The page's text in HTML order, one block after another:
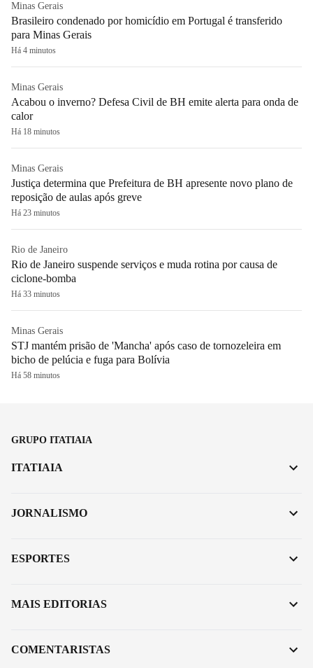
Minas Gerais
Brasileiro condenado por homicídio em Portugal é transferido
para Minas Gerais
Há 4 minutos
Minas Gerais
Acabou o inverno? Defesa Civil de BH emite alerta para onda de
calor
Há 18 minutos
Minas Gerais
Justiça determina que Prefeitura de BH apresente novo plano de
reposição de aulas após greve
Há 23 minutos
Rio de Janeiro
Rio de Janeiro suspende serviços e muda rotina por causa de
ciclone-bomba
Há 33 minutos
Minas Gerais
STJ mantém prisão de 'Mancha' após caso de tornozeleira em
bicho de pelúcia e fuga para Bolívia
Há 58 minutos
GRUPO ITATIAIA
ITATIAIA
JORNALISMO
ESPORTES
MAIS EDITORIAS
COMENTARISTAS